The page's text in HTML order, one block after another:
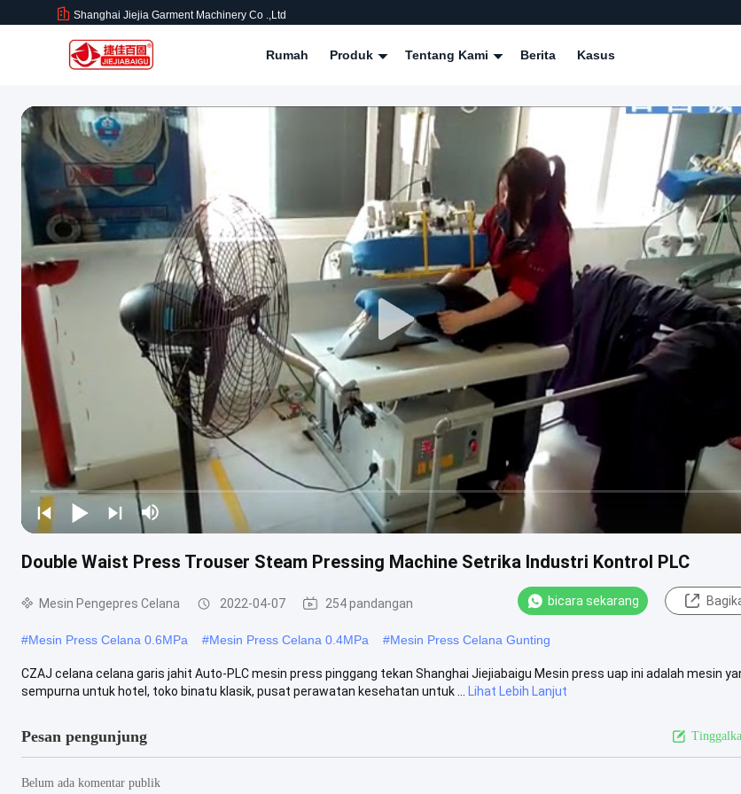
Shanghai Jiejia Garment Machinery Co .,ltd
Rumah Produk Tentang Kami Berita Kasus
Double Waist Press Trouser Steam Pressing Machine Setrika Industri Kontrol PLC
Mesin Pengepres Celana 2022-04-07 254 pandangan bicara sekarang
#Mesin Press Celana 0.6MPa #Mesin Press Celana 0.4MPa #Mesin Press Celana Gunting
CZAJ celana celana garis jahit Auto-PLC mesin press pinggang tekan Shanghai Jiejiabaigu Mesin press uap ini adalah mesin
sempurna untuk hotel, toko binatu klasik, pusat perawatan kesehatan untuk ...
Lihat Lebih Lanjut
Pesan pengunjung
Belum ada komentar publik